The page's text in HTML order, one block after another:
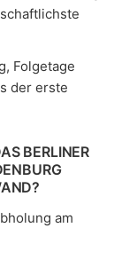
Folgetage
der erste
BERLINER
am